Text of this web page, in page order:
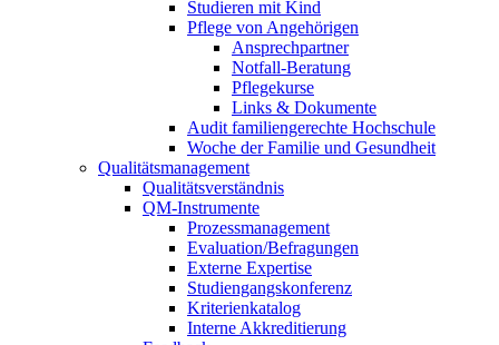
Studieren mit Kind
Pflege von Angehörigen
Ansprechpartner
Notfall-Beratung
Pflegekurse
Links & Dokumente
Audit familiengerechte Hochschule
Woche der Familie und Gesundheit
Qualitätsmanagement
Qualitätsverständnis
QM-Instrumente
Prozessmanagement
Evaluation/Befragungen
Externe Expertise
Studiengangskonferenz
Kriterienkatalog
Interne Akkreditierung